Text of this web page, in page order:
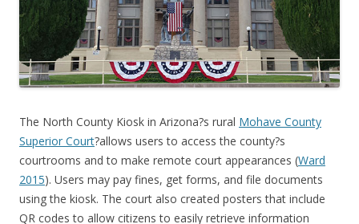
The North County Kiosk in Arizona?s rural Mohave County
Superior Court?allows users to access the county?s
courtrooms and to make remote court appearances (Ward
2015). Users may pay fines, get forms, and file documents
using the kiosk. The court also created posters that include
QR codes to allow citizens to easily retrieve information